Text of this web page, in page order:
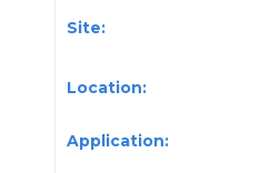
Site:
Location:
Application: